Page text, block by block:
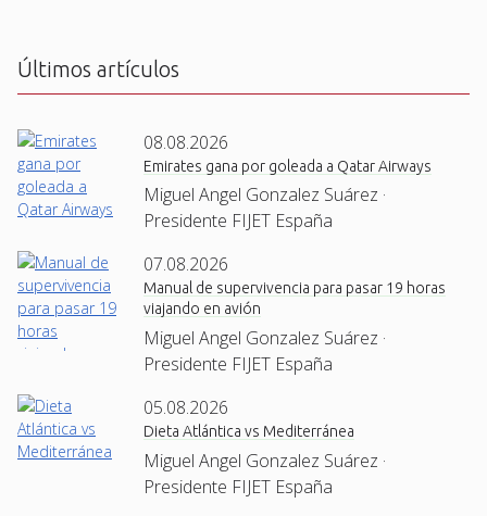
Últimos artículos
08.08.2026
Emirates gana por goleada a Qatar Airways
Miguel Angel Gonzalez Suárez ·
Presidente FIJET España
07.08.2026
Manual de supervivencia para pasar 19 horas
viajando en avión
Miguel Angel Gonzalez Suárez ·
Presidente FIJET España
05.08.2026
Dieta Atlántica vs Mediterránea
Miguel Angel Gonzalez Suárez ·
Presidente FIJET España